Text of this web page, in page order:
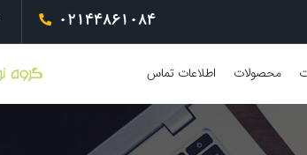
02144861084
محصولات اطلاعات تماس